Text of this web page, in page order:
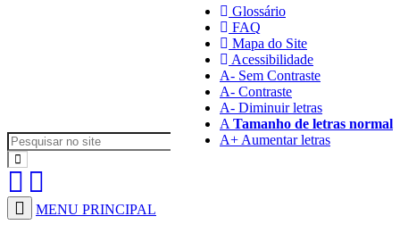
Glossário
FAQ
Mapa do Site
Acessibilidade
A- Sem Contraste
A- Contraste
A- Diminuir letras
A Tamanho de letras normal
A+ Aumentar letras
MENU PRINCIPAL